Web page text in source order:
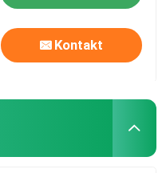
Kontakt